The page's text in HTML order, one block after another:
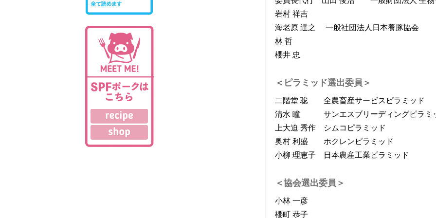
岩村 祥吉
海老原 達之 一般社団法人日本養豚協会
林 哲
櫻井 忠
＜ピラミッド選出委員＞
二階堂 聡 全農畜産サービスピラミッド
清水 瞳 サンエスブリーディングピラミ
上大迫 秀作 シムコピラミッド
奥村 利盛 ホクレンピラミッド
小柳 理恵子 日本農産工業ピラミッド
＜協会選出委員＞
小林 一彦
櫻町 恭子